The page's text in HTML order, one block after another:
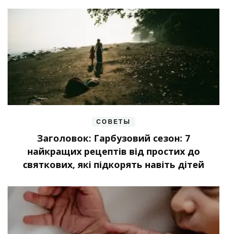
СОВЕТЫ
Заголовок: Гарбузовий сезон: 7
найкращих рецептів від простих до
святкових, які підкорять навіть дітей